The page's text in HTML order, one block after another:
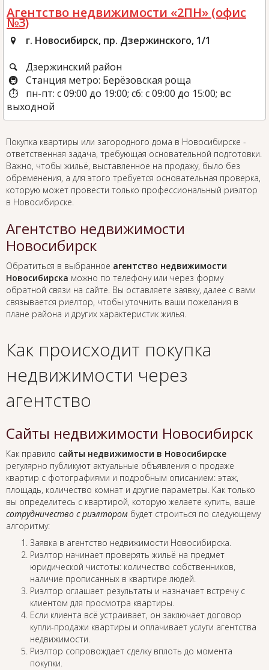
Агентство недвижимости «2ПН» (офис
№3)
г. Новосибирск, пр. Дзержинского, 1/1
Дзержинский район
Станция метро: Берёзовская роща
пн-пт: с 09:00 до 19:00; сб: с 09:00 до 15:00; вс:
выходной
Покупка квартиры или загородного дома в Новосибирске -
ответственная задача, требующая основательной подготовки.
Важно, чтобы жильё, выставленное на продажу, было без
обременения, а для этого требуется основательная проверка,
которую может провести только профессиональный риэлтор
в Новосибирске.
Агентство недвижимости
Новосибирск
Обратиться в выбранное агентство недвижимости
Новосибирска можно по телефону или через форму
обратной связи на сайте. Вы оставляете заявку, далее с вами
связывается риелтор, чтобы уточнить ваши пожелания в
плане района и других характеристик жилья.
Как происходит покупка
недвижимости через
агентство
Сайты недвижимости Новосибирск
Как правило сайты недвижимости в Новосибирске
регулярно публикуют актуальные объявления о продаже
квартир с фотографиями и подробным описанием: этаж,
площадь, количество комнат и другие параметры. Как только
вы определитесь с квартирой, которую желаете купить, ваше
сотрудничество с риэлтором будет строиться по следующему
алгоритму:
Заявка в агентство недвижимости Новосибирска.
Риэлтор начинает проверять жильё на предмет
юридической чистоты: количество собственников,
наличие прописанных в квартире людей.
Риэлтор оглашает результаты и назначает встречу с
клиентом для просмотра квартиры.
Если клиента всё устраивает, он заключает договор
купли-продажи квартиры и оплачивает услуги агентства
недвижимости.
Риэлтор сопровождает сделку вплоть до момента
покупки.